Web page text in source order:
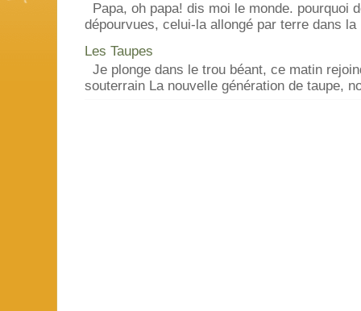
Papa, oh papa! dis moi le monde. pourquoi
dépourvues, celui-la allongé par terre dans
Les Taupes
Je plonge dans le trou béant, ce matin
souterrain La nouvelle génération de taupe,